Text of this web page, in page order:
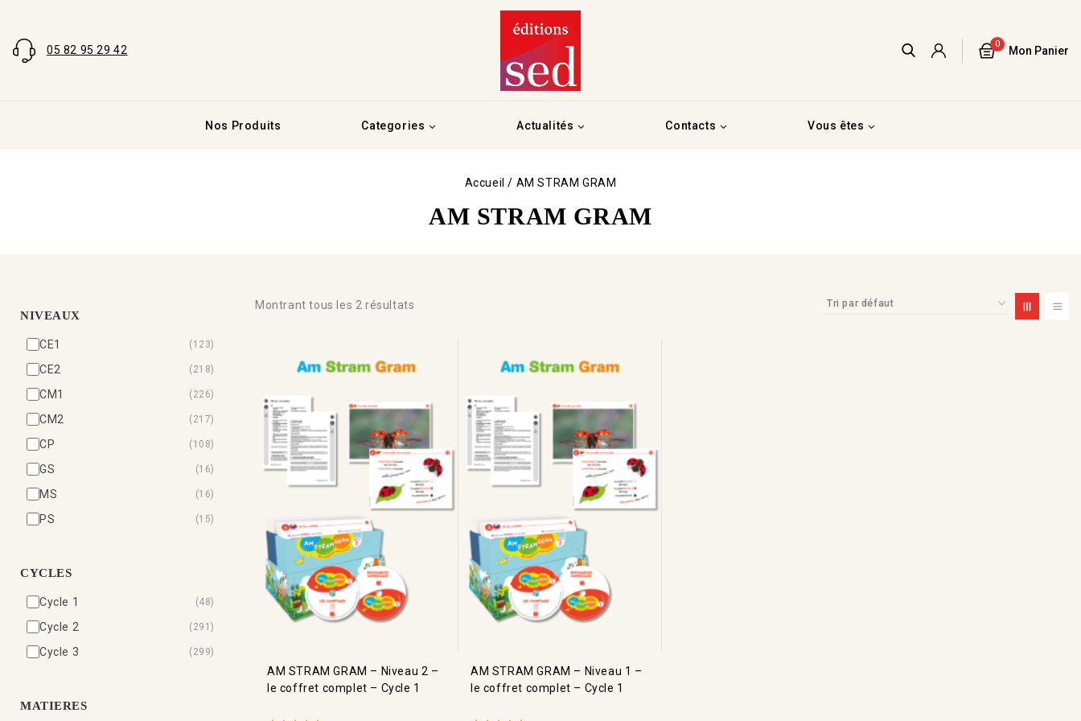
05 82 95 29 42 0
Mon Panier
Nos Produits Categories Actualités Contacts Vous êtes
Accueil / AM STRAM GRAM
AM STRAM GRAM
Montrant tous les 2 résultats
AM STRAM GRAM – Niveau 2 –
le coffret complet – Cycle 1
AM STRAM GRAM – Niveau 1 –
le coffret complet – Cycle 1
NIVEAUX
CE1 (123)
CE2 (218)
CM1 (226)
CM2 (217)
CP (108)
GS (16)
MS (16)
PS (15)
CYCLES
Cycle 1 (48)
Cycle 2 (291)
Cycle 3 (299)
MATIERES